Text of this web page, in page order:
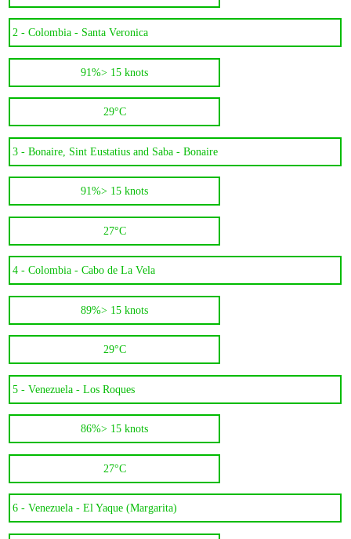
2 -Colombia - Santa Veronica
91%> 15 knots
29°C
3 -Bonaire, Sint Eustatius and Saba - Bonaire
91%> 15 knots
27°C
4 -Colombia - Cabo de La Vela
89%> 15 knots
29°C
5 -Venezuela - Los Roques
86%> 15 knots
27°C
6 -Venezuela - El Yaque (Margarita)